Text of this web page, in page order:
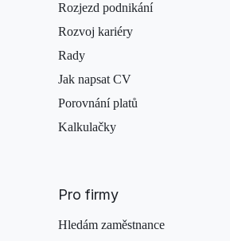
Rozjezd podnikání
Rozvoj kariéry
Rady
Jak napsat CV
Porovnání platů
Kalkulačky
Pro firmy
Hledám zaměstnance